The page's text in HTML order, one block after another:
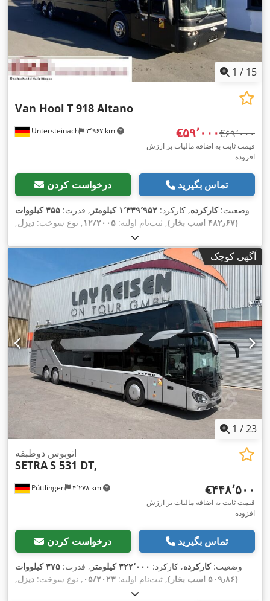
1 / 15
Untersteinach ۳٬۹۶۷ km
Van Hool T 918 Altano
‎€۵۹٬۰۰۰ ‎€۶۹٬۰۰۰
قیمت ثابت به اضافه مالیات بر ارزش
افزوده
درخواست کردن تماس بگیرید
وضعیت:کارکرده, کارکرد: ۱٬۳۳۹٬۹۵۲ کیلومتر , قدرت:
۳۵۵ کیلووات
(۴۸۲٫۶۷ اسب بخار)
, ثبت‌نام اولیه: ۱۲/۲۰۰۵, نوع سوخت: دیزل,
, نوع چرخ‌دنده:
رنگ:سیاه, ترمزها:رتاردر, سال ساخت:۲۰۰۵, تجهیزات:اتصال
کروز کنترل, کنترل کشش,
آگهی کوچک
1 /23
Püttlingen ۴٬۲۷۸ km
اتوبوس دوطبقه
SETRAS 531 DT,
‎€۴۴۸٬۵۰۰
قیمت ثابت به اضافه مالیات بر ارزش
افزوده
درخواست کردن تماس بگیرید
وضعیت:کارکرده, کارکرد: ۳۲۲٬۰۰۰ کیلومتر , قدرت:
۳۷۵ کیلووات
(۵۰۹٫۸۶ اسب بخار)
, ثبت‌نام اولیه: ۰۵/۲۰۲۳ , نوع سوخت: دیزل,
, نوع چرخ‌دنده:خودکار